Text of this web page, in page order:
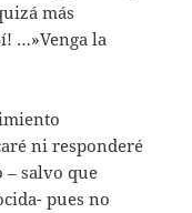
más
…»Venga la
ni responderé
– salvo que
pues no